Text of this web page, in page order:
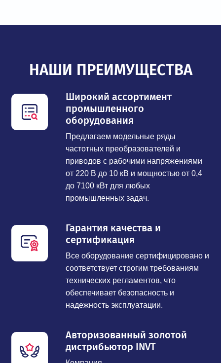
НАШИ ПРЕИМУЩЕСТВА
Широкий ассортимент
промышленного
оборудования
Предлагаем модельные ряды
частотных преобразователей и
приводов с рабочими напряжениями
от 220 В до 10 кВ и мощностью от 0,4
до 7100 кВт для любых
промышленных задач.
Гарантия качества и
сертификация
Все оборудование сертифицировано и
соответствует строгим требованиям
технических регламентов, что
обеспечивает безопасность и
надежность эксплуатации.
Авторизованный золотой
дистрибьютор INVT